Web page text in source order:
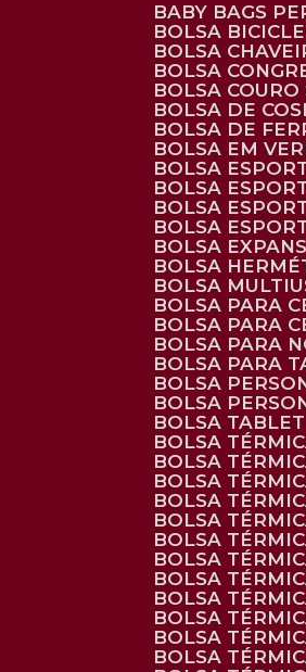
BABY BAGS
BOLSA
BOLSA
BOLSA
BOLSA
BOLSA DE
BOLSA DE
BOLSA EM
BOLSA
BOLSA
BOLSA
BOLSA
BOLSA
BOLSA
BOLSA
BOLSA PARA
BOLSA PARA
BOLSA PARA
BOLSA PARA
BOLSA
BOLSA
BOLSA
BOLSA
BOLSA
BOLSA
BOLSA
BOLSA
BOLSA
BOLSA
BOLSA
BOLSA
BOLSA
BOLSA
BOLSA